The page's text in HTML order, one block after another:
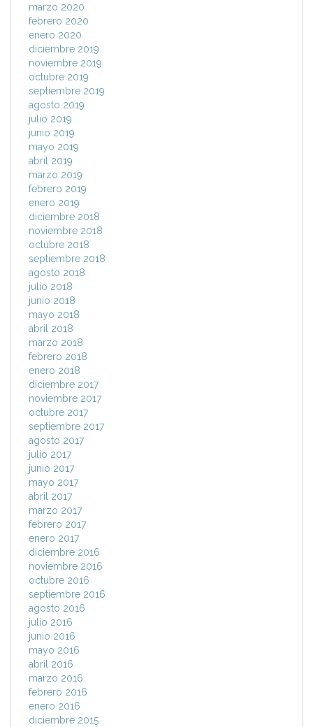
marzo 2020
febrero 2020
enero 2020
diciembre 2019
noviembre 2019
octubre 2019
septiembre 2019
agosto 2019
julio 2019
junio 2019
mayo 2019
abril 2019
marzo 2019
febrero 2019
enero 2019
diciembre 2018
noviembre 2018
octubre 2018
septiembre 2018
agosto 2018
julio 2018
junio 2018
mayo 2018
abril 2018
marzo 2018
febrero 2018
enero 2018
diciembre 2017
noviembre 2017
octubre 2017
septiembre 2017
agosto 2017
julio 2017
junio 2017
mayo 2017
abril 2017
marzo 2017
febrero 2017
enero 2017
diciembre 2016
noviembre 2016
octubre 2016
septiembre 2016
agosto 2016
julio 2016
junio 2016
mayo 2016
abril 2016
marzo 2016
febrero 2016
enero 2016
diciembre 2015